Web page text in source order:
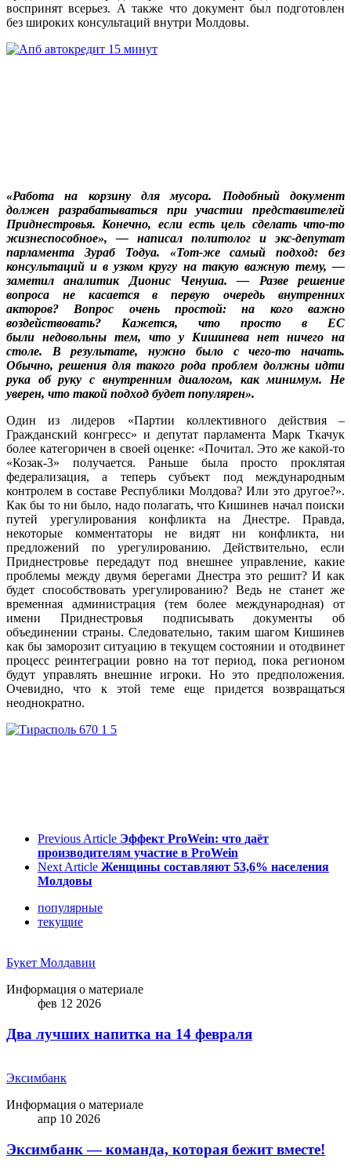
воспринят всерьез. А также что документ был подготовлен
без широких консультаций внутри Молдовы.
«Работа на корзину для мусора. Подобный документ
должен разрабатываться при участии представителей
Приднестровья. Конечно, если есть цель сделать что-то
жизнеспособное», — написал политолог и экс-депутат
парламента Зураб Тодуа. «Тот-же самый подход: без
консультаций и в узком кругу на такую важную тему, —
заметил аналитик Дионис Ченуша. — Разве решение
вопроса не касается в первую очередь внутренних
акторов? Вопрос очень простой: на кого важно
воздействовать? Кажется, что просто в ЕС
были недовольны тем, что у Кишинева нет ничего на
столе. В результате, нужно было с чего-то начать.
Обычно, решения для такого рода проблем должны идти
рука об руку с внутренним диалогом, как минимум. Не
уверен, что такой подход будет популярен».
Один из лидеров «Партии коллективного действия –
Гражданский конгресс» и депутат парламента Марк Ткачук
более категоричен в своей оценке: «Почитал. Это же какой-то
«Козак-3» получается. Раньше была просто проклятая
федерализация, а теперь субъект под международным
контролем в составе Республики Молдова? Или это другое?».
Как бы то ни было, надо полагать, что Кишинев начал поиски
путей урегулирования конфликта на Днестре. Правда,
некоторые комментаторы не видят ни конфликта, ни
предложений по урегулированию. Действительно, если
Приднестровье передадут под внешнее управление, какие
проблемы между двумя берегами Днестра это решит? И как
будет способствовать урегулированию? Ведь не станет же
временная администрация (тем более международная) от
имени Приднестровья подписывать документы об
объединении страны. Следовательно, таким шагом Кишинев
как бы заморозит ситуацию в текущем состоянии и отодвинет
процесс реинтеграции ровно на тот период, пока регионом
будут управлять внешние игроки. Но это предположения.
Очевидно, что к этой теме еще придется возвращаться
неоднократно.
Previous Article Эффект ProWein: что даёт
производителям участие в ProWein
Next Article Женщины составляют 53,6% населения
Молдовы
популярные
текущие
Букет Молдавии
Информация о материале
фев 12 2026
Два лучших напитка на 14 февраля
Эксимбанк
Информация о материале
апр 10 2026
Эксимбанк — команда, которая бежит вместе!